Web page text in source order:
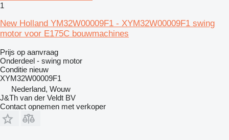
1
New Holland YM32W00009F1 - XYM32W00009F1 swing
motor voor E175C bouwmachines
Prijs op aanvraag
Onderdeel - swing motor
Conditie nieuw
XYM32W00009F1
Nederland, Wouw
J&Th van der Veldt BV
Contact opnemen met verkoper